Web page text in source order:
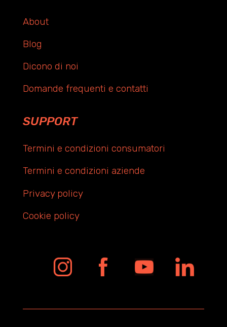
About
Blog
Dicono di noi
Domande frequenti e contatti
SUPPORT
Termini e condizioni consumatori
Termini e condizioni aziende
Privacy policy
Cookie policy